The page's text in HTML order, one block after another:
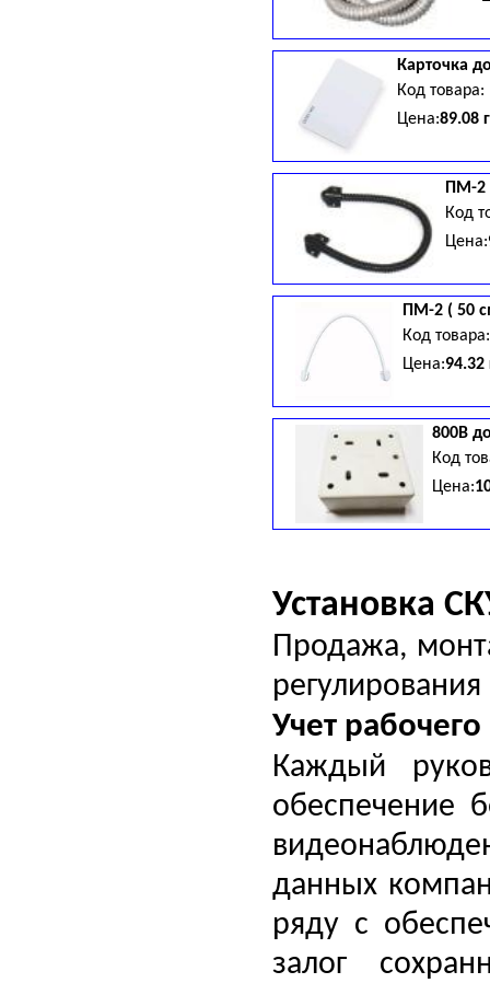
Карточка
Код товара:
Цена:89.08
ПМ-2
Код
Цена:
ПМ-2 ( 50
Код
Цена:94.32
800B
Код
Цена:
Установка
Продажа,
Учет
Каждый
обеспечение
данных
ряду с
залог